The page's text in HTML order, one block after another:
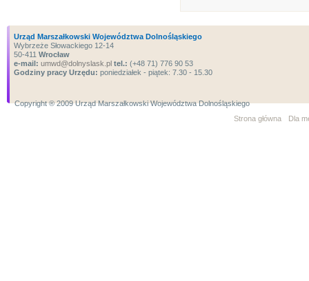
Urząd Marszałkowski Województwa Dolnośląskiego
Wybrzeże Słowackiego 12-14
50-411 Wrocław
e-mail: umwd@dolnyslask.pl tel.: (+48 71) 776 90 53
Godziny pracy Urzędu: poniedziałek - piątek: 7.30 - 15.30
Copyright ® 2009 Urząd Marszałkowski Województwa Dolnośląskiego
Strona główna
Dla